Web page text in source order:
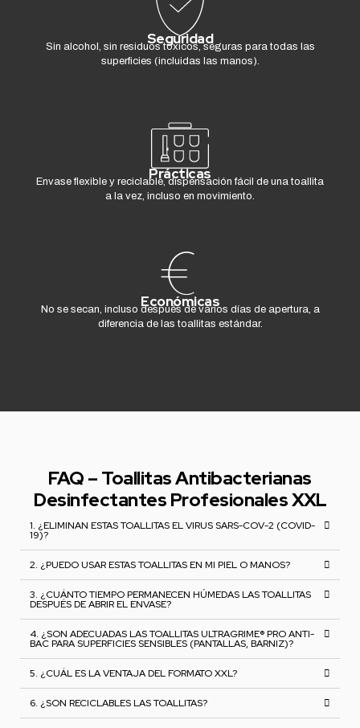
Seguridad
Sin alcohol, sin residuos tóxicos, seguras para todas las
superficies (incluidas las manos).
Prácticas
Envase flexible y reciclable, dispensación fácil de una toallita
a la vez, incluso en movimiento.
Económicas
No se secan, incluso después de varios días de apertura, a
diferencia de las toallitas estándar.
FAQ – Toallitas Antibacterianas
Desinfectantes Profesionales XXL
1. ¿ELIMINAN ESTAS TOALLITAS EL VIRUS SARS-COV-2 (COVID-
19)?
2. ¿PUEDO USAR ESTAS TOALLITAS EN MI PIEL O MANOS?
3. ¿CUÁNTO TIEMPO PERMANECEN HÚMEDAS LAS TOALLITAS
DESPUÉS DE ABRIR EL ENVASE?
4. ¿SON ADECUADAS LAS TOALLITAS ULTRAGRIME® PRO ANTI-
BAC PARA SUPERFICIES SENSIBLES (PANTALLAS, BARNIZ)?
5. ¿CUÁL ES LA VENTAJA DEL FORMATO XXL?
6. ¿SON RECICLABLES LAS TOALLITAS?